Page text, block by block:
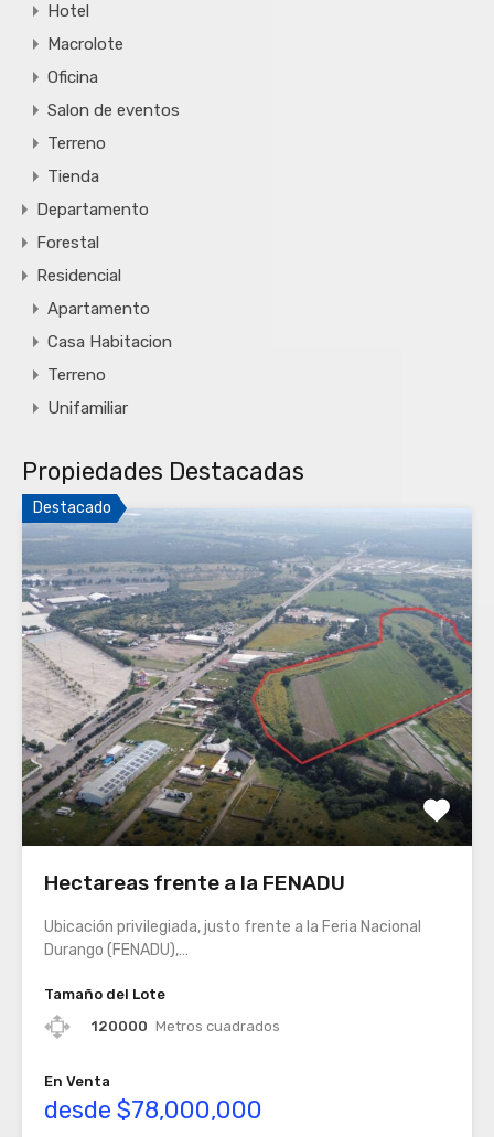
Hotel
Macrolote
Oficina
Salon de eventos
Terreno
Tienda
Departamento
Forestal
Residencial
Apartamento
Casa Habitacion
Terreno
Unifamiliar
Propiedades Destacadas
Destacado
Hectareas frente a la FENADU
Ubicación privilegiada, justo frente a la Feria Nacional
Durango (FENADU),…
Tamaño del Lote
120000 Metros cuadrados
En Venta
desde $78,000,000